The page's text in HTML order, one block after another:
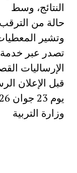
النتائج، وسط
حالة من الترقب
وتشير المعطيات
تصدر عبر خدمة
قبل الإعلان
وزارة التربية